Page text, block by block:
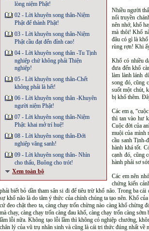
lòng niệm Phật!
02 - Lời khuyên song thân-Niệm
Phật để thành Phật!
03 - Lời khuyên song thân-Niệm
Phật cầu đạt đến đỉnh cao!
04 - Lời khuyên song thân -Tu Tịnh
nghiệp chứ không phải Thiện
nghiệp!
05 - Lời khuyên song thân-Chết
không phải là hết!
06 - Lời khuyên song thân -Khuyên
người niệm Phật!
07 - Lời khuyên song thân-Niệm
Phật: khai mở trí huệ!
08 - Lời khuyên song thân-Đới
nghiệp vãng sanh!
09 - Lời khuyên song thân- Nhìn
cho thấu, Buông cho trót!
Xem toàn bộ
Nhiều người
nối truyền
nên nhớ, khổ
mà thôi! Khổ
đâu có gì là
rùng rợn! Khi
Khổ có nhiều
đưa đến khổ
làm lành lánh
song đó, cũng
suốt một chút,
bị khổ thêm.
Các em ạ,
thì tan vào hư
Cuộc đời của
muội của mình
cầu sanh
hành khá tốt.
cạnh đó, cũng
hành phải sơ
Các em nên
chứng kiến
phải biết bỏ dần tham sân si đi để tiêu trừ khổ não. Trong ba
sự khổ não là do tâm ý thức của chính chúng ta tạo nên. Khổ
cứ đeo chặt theo ta, càng chạy trốn chừng nào càng khổ
mà chạy, càng chạy trốn càng đau khổ, càng chạy trốn càng
lầm lỗi nữa. Không tạo lỗi lầm thì không có nghiệp chướng,
chân lý của vũ trụ nhân sinh và cũng là cái tri thức đúng nhất